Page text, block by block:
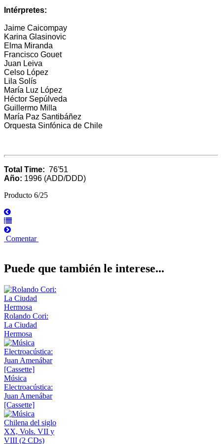
Intérpretes:
Jaime Caicompay
Karina Glasinovic
Elma Miranda
Francisco Gouet
Juan Leiva
Celso López
Lila Solís
María Luz López
Héctor Sepúlveda
Guillermo Milla
María Paz Santibáñez
Orquesta Sinfónica de Chile
Total Time: 76'51
Año: 1996 (ADD/DDD)
Producto 6/25
Comentar
Puede que también le interese...
Rolando Cori:
La Ciudad
Hermosa
Música
Electroacústica:
Juan Amenábar
[Cassette]